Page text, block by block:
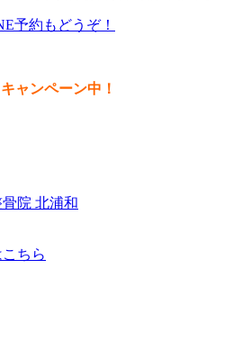
予約もどうぞ！
ャンペーン中！